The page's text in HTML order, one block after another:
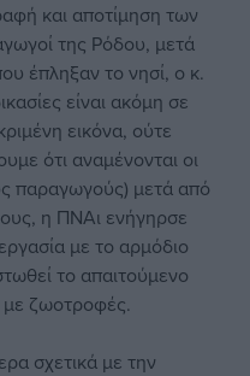
και αποτίμηση των
της Ρόδου, μετά
έπληξαν το νησί, ο κ.
είναι ακόμη σε
εικόνα, ούτε
ότι αναμένονται οι
παραγωγούς) μετά από
η ΠΝΑι ενήγηρσε
με το αρμόδιο
το απαιτούμενο
με ζωοτροφές.
σχετικά με την